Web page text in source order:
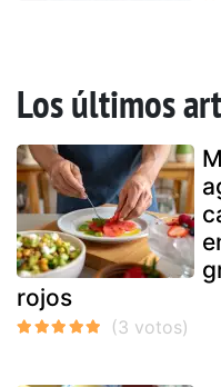
Los últimos
rojos